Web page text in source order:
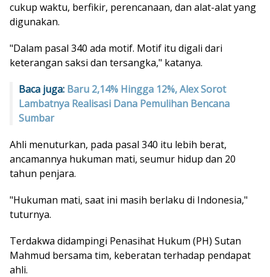
cukup waktu, berfikir, perencanaan, dan alat-alat yang
digunakan.
"Dalam pasal 340 ada motif. Motif itu digali dari
keterangan saksi dan tersangka," katanya.
Baca juga: Baru 2,14% Hingga 12%, Alex Sorot
Lambatnya Realisasi Dana Pemulihan Bencana
Sumbar
Ahli menuturkan, pada pasal 340 itu lebih berat,
ancamannya hukuman mati, seumur hidup dan 20
tahun penjara.
"Hukuman mati, saat ini masih berlaku di Indonesia,"
tuturnya.
Terdakwa didampingi Penasihat Hukum (PH) Sutan
Mahmud bersama tim, keberatan terhadap pendapat
ahli.